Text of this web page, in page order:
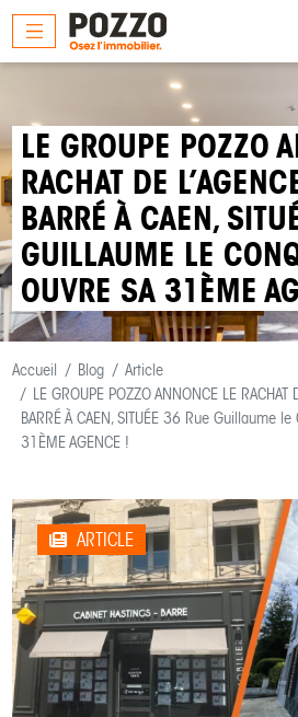
LE GROUPE POZZO
RACHAT DE
BARRÉ À CAEN,
GUILLAUME LE
OUVRE SA 31ÈME
Accueil Blog
Article
LE GROUPE POZZO ANNONCE LE RACHAT
BARRÉ À CAEN, SITUÉE 36 Rue Guillaume
31ÈME AGENCE !
ARTICLE